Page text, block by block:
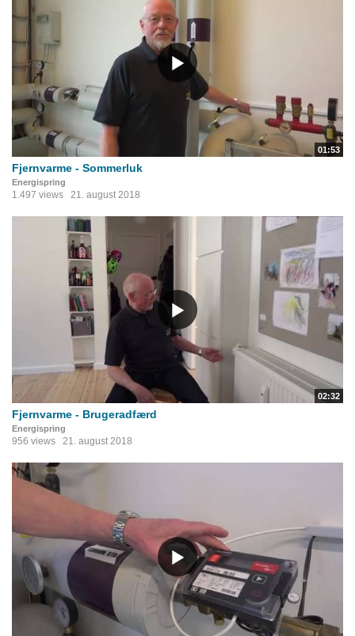
01:53
Fjernvarme - Sommerluk
Energispring
1.497 views 21. august 2018
02:32
Fjernvarme - Brugeradfærd
Energispring
956 views 21. august 2018